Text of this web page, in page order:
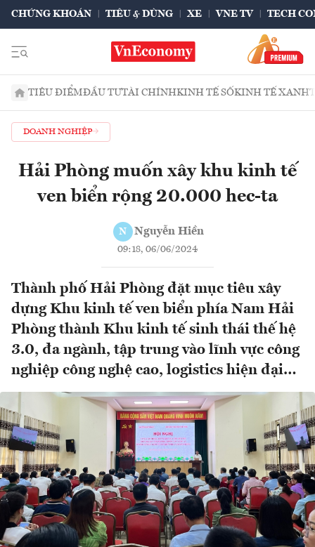
CHỨNG KHOÁN TIÊU & DÙNG XE VNE TV TECH
TIÊU ĐIỂMĐẦU TƯTÀI CHÍNHKINH TẾ SỐKINH TẾ XANH
DOANH NGHIỆP
Hải Phòng muốn xây khu kinh tế
ven biển rộng 20.000 hec-ta
N Nguyễn Hiền
09:18, 06/06/2024
Thành phố Hải Phòng đặt mục tiêu xây
dựng Khu kinh tế ven biển phía Nam Hải
Phòng thành Khu kinh tế sinh thái thế hệ
3.0, đa ngành, tập trung vào lĩnh vực công
nghiệp công nghệ cao, logistics hiện đại…